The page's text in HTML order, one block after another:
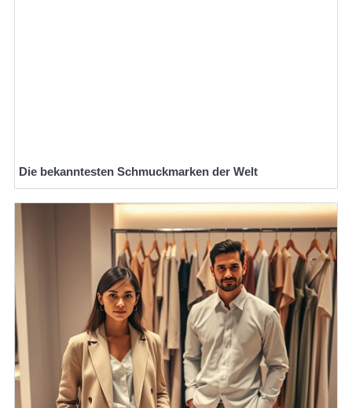
Die bekanntesten Schmuckmarken der Welt